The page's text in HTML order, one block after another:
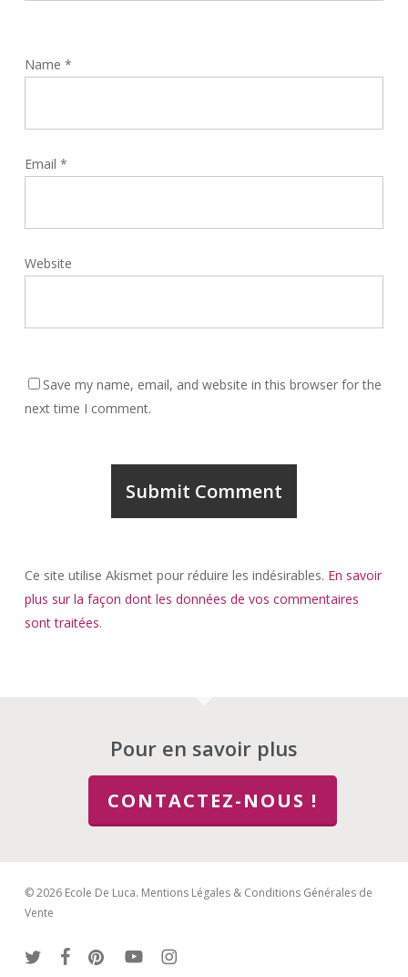
Name *
Email *
Website
Save my name, email, and website in this browser for the
next time I comment.
Ce site utilise Akismet pour réduire les indésirables. En savoir
plus sur la façon dont les données de vos commentaires
sont traitées.
Pour en savoir plus
CONTACTEZ-NOUS !
© 2026 Ecole De Luca. Mentions Légales & Conditions Générales de
Vente
twitter facebookpinterestyoutubeinstagram